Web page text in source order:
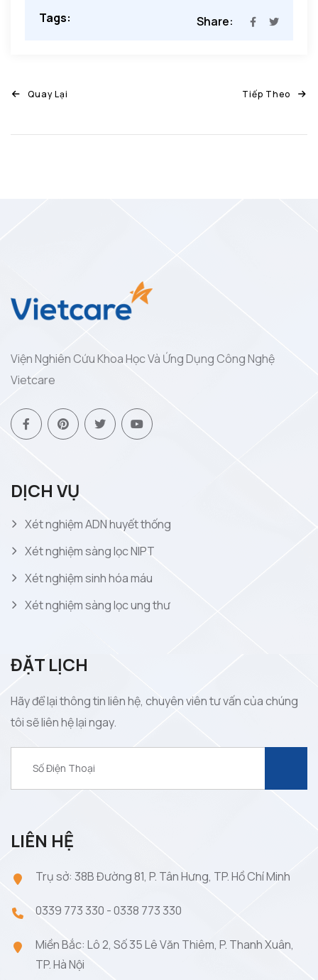
Tags: Share:
Quay Lại Tiếp Theo
Viện Nghiên Cứu Khoa Học Và Ứng Dụng Công Nghệ
Vietcare
DỊCH VỤ
Xét nghiệm ADN huyết thống
Xét nghiệm sàng lọc NIPT
Xét nghiệm sinh hóa máu
Xét nghiệm sàng lọc ung thư
ĐẶT LỊCH
Hãy để lại thông tin liên hệ, chuyên viên tư vấn của chúng
tôi sẽ liên hệ lại ngay.
LIÊN HỆ
Trụ sở: 38B Đường 81, P. Tân Hưng, TP. Hồ Chí Minh
0339 773 330 -0338 773 330
Miền Bắc: Lô 2, Số 35 Lê Văn Thiêm, P. Thanh Xuân,
TP. Hà Nội